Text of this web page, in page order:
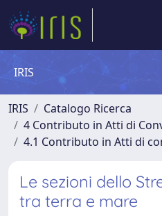
IRIS
IRIS
Catalogo Ricerca
4 Contributo in Atti di
4.1 Contributo in Atti di
Le sezioni dello
tra terra e mare